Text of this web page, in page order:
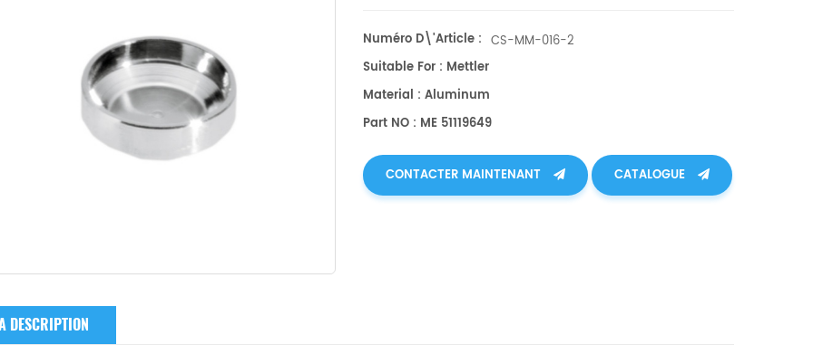
Numéro D\'article : CS-MM-016-2
Suitable For : Mettler
Material : Aluminum
Part NO : ME 51119649
CONTACTER MAINTENANT CATALOGUE
DESCRIPTION